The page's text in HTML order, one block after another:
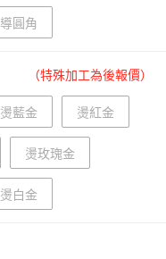
導圓角
（特殊加工為後報價）
燙藍金 燙紅金
燙玫瑰金
燙白金